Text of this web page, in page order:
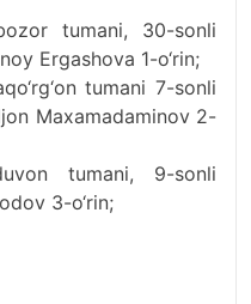
tumani, 30-sonli
Ergashova 1-o‘rin;
tumani 7-sonli
Maxamadaminov 2-
tumani, 9-sonli
3-o‘rin;